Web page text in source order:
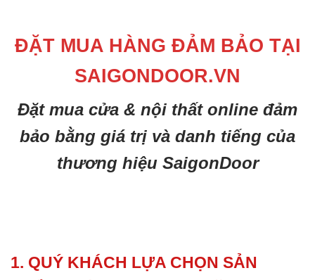
ĐẶT MUA HÀNG ĐẢM BẢO TẠI
SAIGONDOOR.VN
Đặt mua cửa & nội thất online đảm
bảo bằng giá trị và danh tiếng của
thương hiệu SaigonDoor
1. QUÝ KHÁCH LỰA CHỌN SẢN